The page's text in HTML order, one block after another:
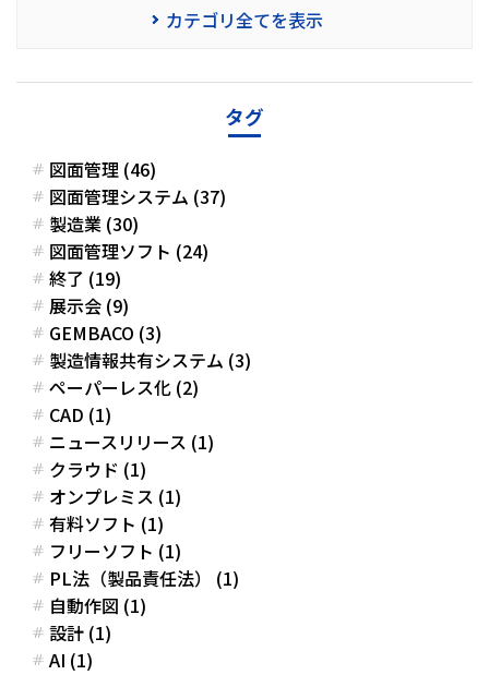
カテゴリ全てを表示
タグ
図面管理 (46)
図面管理システム (37)
製造業 (30)
図面管理ソフト (24)
終了 (19)
展示会 (9)
GEMBACO (3)
製造情報共有システム (3)
ペーパーレス化 (2)
CAD (1)
ニュースリリース (1)
クラウド (1)
オンプレミス (1)
有料ソフト (1)
フリーソフト (1)
PL法（製品責任法） (1)
自動作図 (1)
設計 (1)
AI (1)